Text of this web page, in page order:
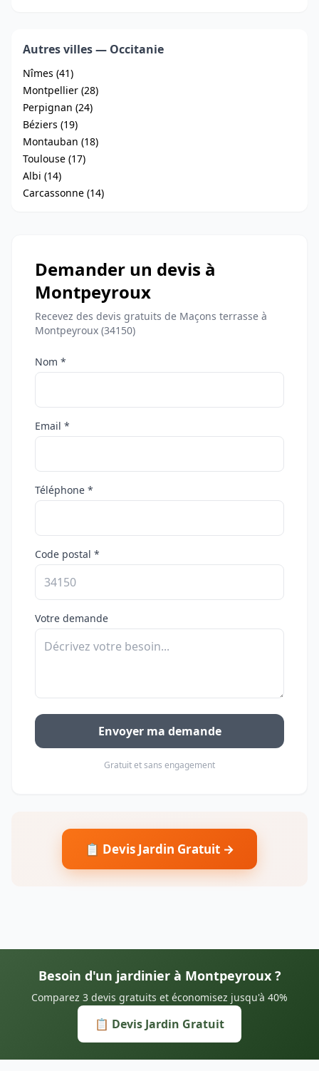
Autres villes — Occitanie
Nîmes (41)
Montpellier (28)
Perpignan (24)
Béziers (19)
Montauban (18)
Toulouse (17)
Albi (14)
Carcassonne (14)
Demander un devis à
Montpeyroux
Recevez des devis gratuits de Maçons terrasse à
Montpeyroux (34150)
Nom *
Email *
Téléphone *
Code postal *
Votre demande
Envoyer ma demande
Gratuit et sans engagement
📋 Devis Jardin Gratuit →
Besoin d'un jardinier à Montpeyroux ?
Comparez 3 devis gratuits et économisez jusqu'à 40%
📋 Devis Jardin Gratuit